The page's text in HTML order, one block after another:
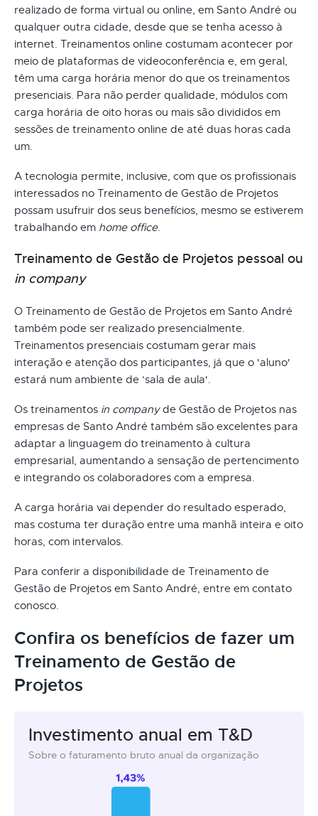
realizado de forma virtual ou online, em Santo André ou
qualquer outra cidade, desde que se tenha acesso à
internet. Treinamentos online costumam acontecer por
meio de plataformas de videoconferência e, em geral,
têm uma carga horária menor do que os treinamentos
presenciais. Para não perder qualidade, módulos com
carga horária de oito horas ou mais são divididos em
sessões de treinamento online de até duas horas cada
um.
A tecnologia permite, inclusive, com que os profissionais
interessados no Treinamento de Gestão de Projetos
possam usufruir dos seus benefícios, mesmo se estiverem
trabalhando em home office.
Treinamento de Gestão de Projetos pessoal ou
in company
O Treinamento de Gestão de Projetos em Santo André
também pode ser realizado presencialmente.
Treinamentos presenciais costumam gerar mais
interação e atenção dos participantes, já que o 'aluno'
estará num ambiente de ‘sala de aula'.
Os treinamentos in companyde Gestão de Projetos nas
empresas de Santo André também são excelentes para
adaptar a linguagem do treinamento à cultura
empresarial, aumentando a sensação de pertencimento
e integrando os colaboradores com a empresa.
A carga horária vai depender do resultado esperado,
mas costuma ter duração entre uma manhã inteira e oito
horas, com intervalos.
Para conferir a disponibilidade de Treinamento de
Gestão de Projetos em Santo André, entre em contato
conosco.
Confira os benefícios de fazer um
Treinamento de Gestão de
Projetos
Investimento anual em T&D
Sobre o faturamento bruto anual da organização